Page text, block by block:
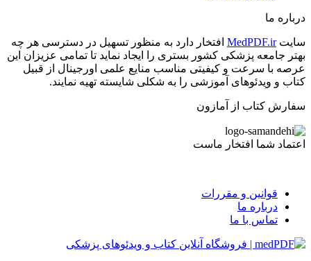
درباره ما
سایتMedPDF.ir افتخار دارد به منظور تسهیل در دسترسی هر چه
بهتر جامعه پزشکی کشور بستری را ایجاد نماید تا تمامی عزیزان این
عرصه با سرعت و کیفیتی مناسب منایع علمی اورجینال از قبیل
کتاب و ویدئوهای آموزشی را به شکلی شایسته تهیه نمایند.
سفارش کتاب از آمازون
اعتماد شما افتخار ماست
قوانین و مقررات
درباره ما
تماس با ما